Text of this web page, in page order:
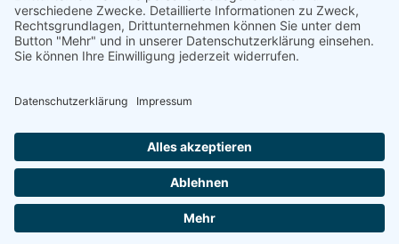
Schneefräse
Akku
Generator